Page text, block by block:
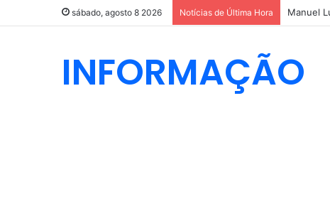
sábado, agosto 8 2026 Notícias de Última Hora Manuel
INFORMAÇÃO